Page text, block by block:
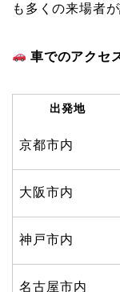
も多くの来場者
車でのアクセ
出発地
京都市内
大阪市内
神戸市内
名古屋市内